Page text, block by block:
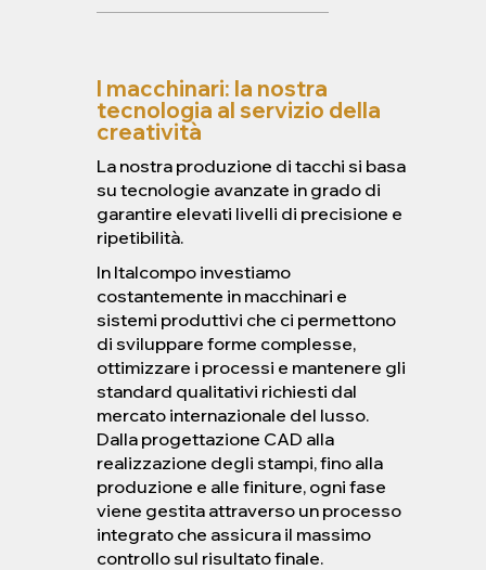
I macchinari: la nostra
tecnologia al servizio della
creatività
La nostra produzione di tacchi si basa
su tecnologie avanzate in grado di
garantire elevati livelli di precisione e
ripetibilità.
In Italcompo investiamo
costantemente in macchinari e
sistemi produttivi che ci permettono
di sviluppare forme complesse,
ottimizzare i processi e mantenere gli
standard qualitativi richiesti dal
mercato internazionale del lusso.
Dalla progettazione CAD alla
realizzazione degli stampi, fino alla
produzione e alle finiture, ogni fase
viene gestita attraverso un processo
integrato che assicura il massimo
controllo sul risultato finale.